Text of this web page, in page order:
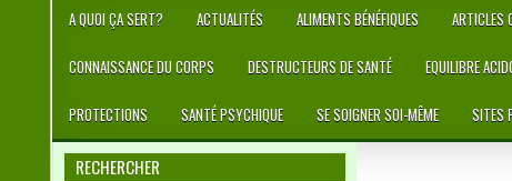
A QUOI ÇA SERT? ACTUALITÉS ALIMENTS BÉNÉFIQUES ARTICLES
CONNAISSANCE DU CORPS DESTRUCTEURS DE SANTÉ EQUILIBRE
PROTECTIONS SANTÉ PSYCHIQUE SE SOIGNER SOI-MÊME SITES
RECHERCHER